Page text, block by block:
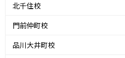
北千住校
門前仲町校
品川大井町校